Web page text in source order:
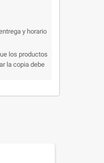
y horario
los productos
la copia debe